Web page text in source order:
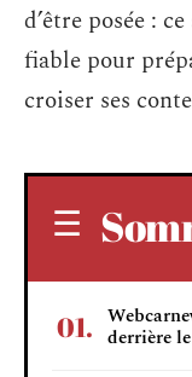
d’être posée :
fiable pour
croiser ses
derrière